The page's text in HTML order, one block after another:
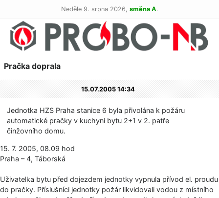
Neděle 9. srpna 2026, směna A.
Pračka doprala
15.07.2005 14:34
Jednotka HZS Praha stanice 6 byla přivolána k požáru
automatické pračky v kuchyni bytu 2+1 v 2. patře
činžovního domu.
15. 7. 2005, 08.09 hod
Praha – 4, Táborská
Uživatelka bytu před dojezdem jednotky vypnula přívod el. proudu
do pračky. Příslušníci jednotky požár likvidovali vodou z místního